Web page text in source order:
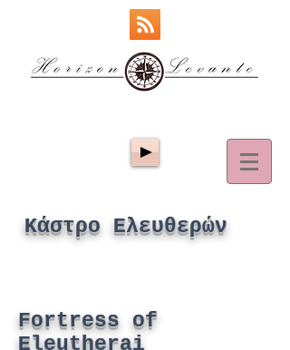
Κάστρο Ελευθερών
Fortress of
Eleutherai